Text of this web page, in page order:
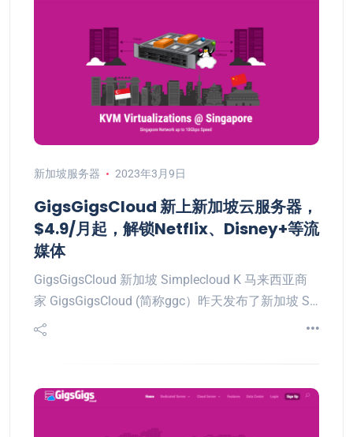
新加坡服务器 2023年3月9日
GigsGigsCloud 新上新加坡云服务器，
$4.9/月起，解锁Netflix、Disney+等流
媒体
GigsGigsCloud 新加坡 Simplecloud K 马来西亚商
家 GigsGigsCloud (简称ggc）昨天发布了新加坡 S…